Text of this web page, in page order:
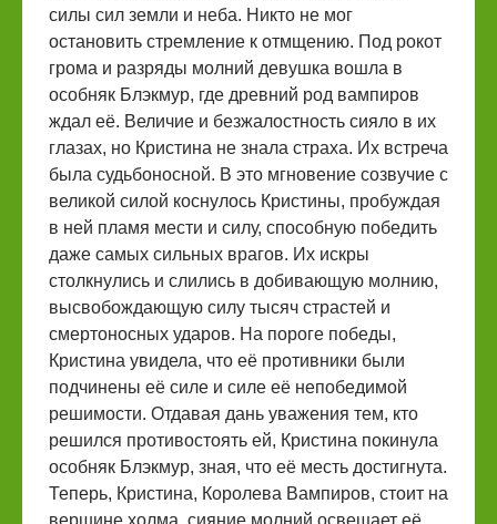
силы сил земли и неба. Никто не мог
остановить стремление к отмщению. Под рокот
грома и разряды молний девушка вошла в
особняк Блэкмур, где древний род вампиров
ждал её. Величие и безжалостность сияло в их
глазах, но Кристина не знала страха. Их встреча
была судьбоносной. В это мгновение созвучие с
великой силой коснулось Кристины, пробуждая
в ней пламя мести и силу, способную победить
даже самых сильных врагов. Их искры
столкнулись и слились в добивающую молнию,
высвобождающую силу тысяч страстей и
смертоносных ударов. На пороге победы,
Кристина увидела, что её противники были
подчинены её силе и силе её непобедимой
решимости. Отдавая дань уважения тем, кто
решился противостоять ей, Кристина покинула
особняк Блэкмур, зная, что её месть достигнута.
Теперь, Кристина, Королева Вампиров, стоит на
вершине холма, сияние молний освещает её